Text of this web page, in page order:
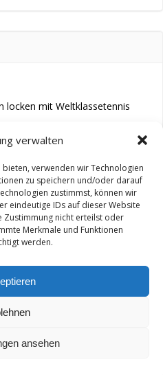
verwalten
verwenden wir Technologien
zu speichern und/oder darauf
zustimmst, können wir
eindeutige IDs auf dieser Website
Zustimmung nicht erteilst oder
Merkmale und Funktionen
werden.
ansehen
locken mit Weltklassetennis
free using WordPress and
Colibri
Disclaimer